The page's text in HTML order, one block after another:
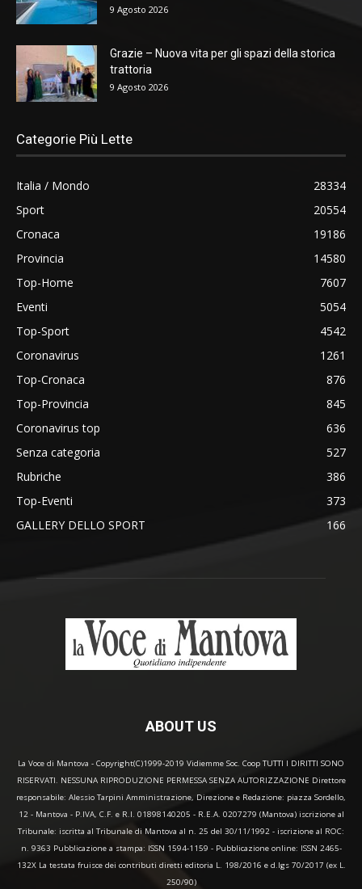
9 Agosto 2026
Grazie – Nuova vita per gli spazi della storica
trattoria
9 Agosto 2026
Categorie Più Lette
Italia / Mondo
28334
Sport
20554
Cronaca
19186
Provincia
14580
Top-Home
7607
Eventi
5054
Top-Sport
4542
Coronavirus
1261
Top-Cronaca
876
Top-Provincia
845
Coronavirus top
636
Senza categoria
527
Rubriche
386
Top-Eventi
373
GALLERY DELLO SPORT
166
ABOUT US
La Voce di Mantova - Copyright(C)1999-2019 Vidiemme Soc. Coop TUTTI I DIRITTI SONO
RISERVATI. NESSUNA RIPRODUZIONE PERMESSA SENZA AUTORIZZAZIONE Direttore
responsabile: Alessio Tarpini Amministrazione, Direzione e Redazione: piazza Sordello,
12 - Mantova - P.IVA, C.F. e R.I. 01898140205 - R.E.A. 0207279 (Mantova) iscrizione al
Tribunale: iscritta al Tribunale di Mantova al n. 25 del 30/11/1992 - iscrizione al ROC:
n. 9363 Pubblicazione a stampa: ISSN 1594-1159 - Pubblicazione online: ISSN 2465-
132X La testata fruisce dei contributi diretti editoria L. 198/2016 e d.lgs 70/2017 (ex L.
250/90)